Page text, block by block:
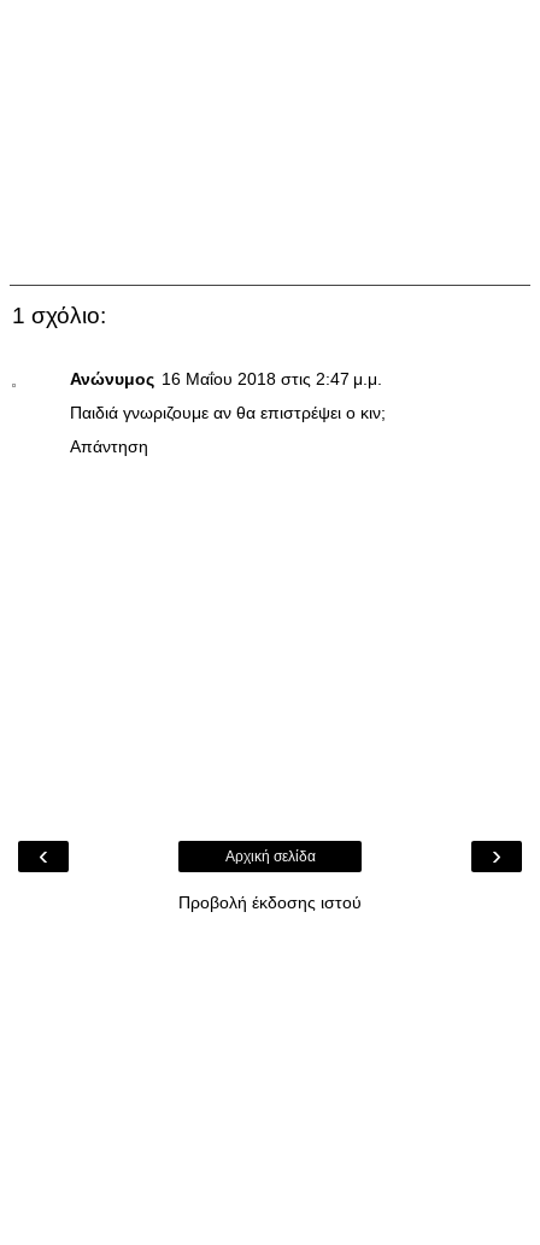
1 σχόλιο:
Ανώνυμος 16 Μαΐου 2018 στις 2:47 μ.μ.
Παιδιά γνωριζουμε αν θα επιστρέψει ο κιν;
Απάντηση
‹ ›
Αρχική σελίδα
Προβολή έκδοσης ιστού